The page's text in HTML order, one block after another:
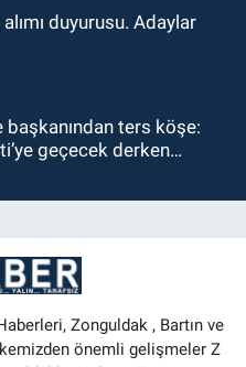
duyurusu. Adaylar
başkanından ters köşe:
geçecek derken…
Zonguldak , Bartın ve
önemli gelişmeler Z